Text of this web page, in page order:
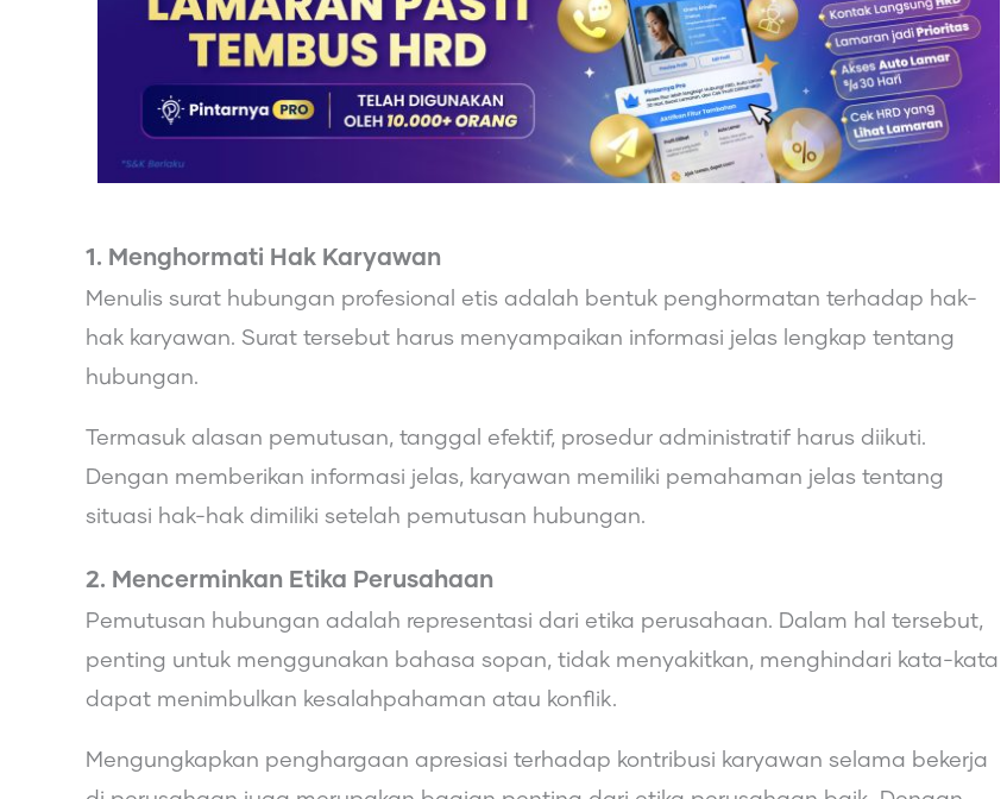
1. Menghormati Hak Karyawan
Menulis surat hubungan profesional etis adalah bentuk penghormatan terhadap hak-
hak karyawan. Surat tersebut harus menyampaikan informasi jelas lengkap tentang
hubungan.
Termasuk alasan pemutusan, tanggal efektif, prosedur administratif harus diikuti.
Dengan memberikan informasi jelas, karyawan memiliki pemahaman jelas tentang
situasi hak-hak dimiliki setelah pemutusan hubungan.
2. Mencerminkan Etika Perusahaan
Pemutusan hubungan adalah representasi dari etika perusahaan. Dalam hal tersebut,
penting untuk menggunakan bahasa sopan, tidak menyakitkan, menghindari kata-kata
dapat menimbulkan kesalahpahaman atau konflik.
Mengungkapkan penghargaan apresiasi terhadap kontribusi karyawan selama bekerja